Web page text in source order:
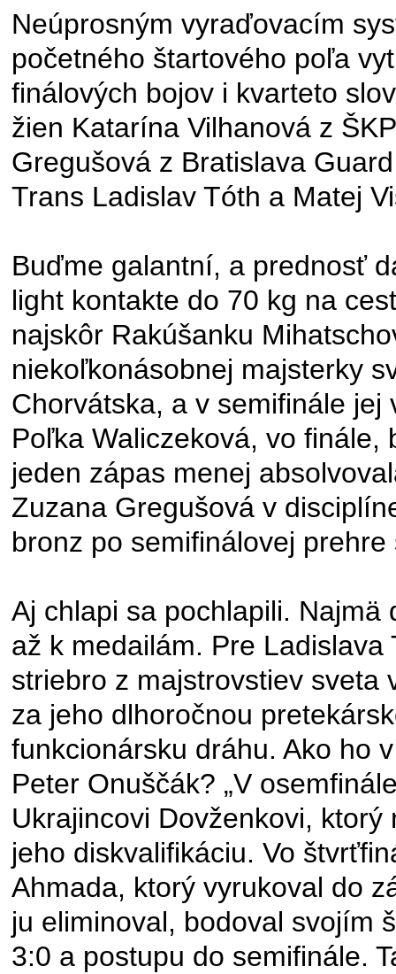
Neúprosným vyraďovacím
početného štartového poľa
finálových bojov i kvarteto
žien Katarína Vilhanová z
Gregušová z Bratislava
Trans Ladislav Tóth a Matej
Buďme galantní, a prednosť
light kontakte do 70 kg na
najskôr Rakúšanku
niekoľkonásobnej majsterky
Chorvátska, a v semifinále
Poľka Waliczeková, vo finále,
jeden zápas menej
Zuzana Gregušová v
bronz po semifinálovej
Aj chlapi sa pochlapili.
až k medailám. Pre Ladislava
striebro z majstrovstiev sveta
za jeho dlhoročnou
funkcionársku dráhu. Ako ho
Peter Onuščák? „V
Ukrajincovi Dovženkovi,
jeho diskvalifikáciu. Vo
Ahmada, ktorý vyrukoval do
ju eliminoval, bodoval svojím
3:0 a postupu do semifinále.